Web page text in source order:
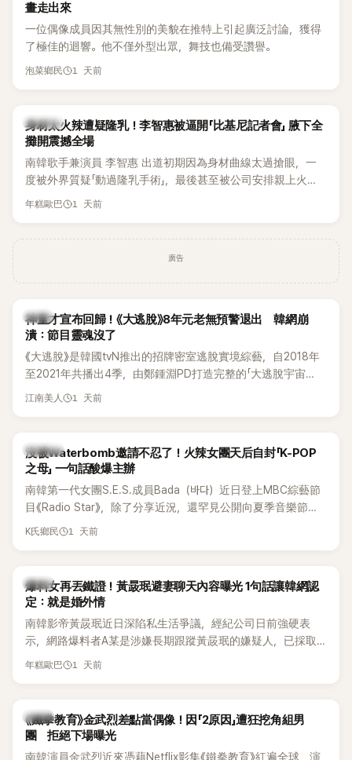
畫走出來
一位偶像成員因其無性別的美貌在推特上引起廣泛討論，獲得
了極佳的迴響。他不僅外型出眾，舞技也備受讚譽。
泡菜鄉民 1 天前
K-POP
身材太火辣遭疑隆乳！李智惠被逼開「比基尼記者會」 腋下全
攤開震撼全場
南韓歌手兼演員 李智惠 出道初期因為身材曲線太過搶眼，一
度被外界質疑「動過隆乳手術」，最後甚至被公司安排親上火
線，召開前所未見的「泳裝記者會」澄清。這場記者會後來還被
鎮》，邀請同時兼顧工作與育兒的演藝圈代表「媽媽群」——李智
惠、李賢怡、李恩亨，以第13位「My Star」身分登場，分享最真
邊搭車邊聊天，氣氛輕鬆。聊到最近的新聞，李瑞鎮突然直球
發問：「妳不是上新聞了？說妳去做整形？是人中縮短手術嗎？」
一貫犀利又不留情的問法，讓現場瞬間笑成一片。對此，李智
惠也毫不閃躲，淡定接招，兩人鬥嘴默契十足。 話題接著一路
開過記者會？」直接點名她當年的風波。李智惠聽了忍不住笑
當年情況，李智惠終於鬆口坦言，當時確實被質疑動過隆胸手
術。她回憶：「拍了比基尼照片之後，就開始被說是不是去隆乳
了。」為了澄清誤會，她只好親自站出來說清楚。 李智惠進一步
解釋，當時隆胸手術幾乎只有「腋下切開」一種方式，「所以我就
想，既然一直說我有做，那我乾脆把腋下給大家看，證明我根
召開了一場泳裝記者招待會。當時她穿著比基尼站在一排攝影
機前，面對媒體擺出各種姿勢，畫面至今仍被網友津津樂道。
這段為平息爭議、直接公開腋下畫面自證清白的往事再度被提
起，節目現場立刻充滿驚呼聲與笑聲，也再次讓人見識到她面
對流言時「豁出去」的直率性格。其實她過去也曾在 SBS 節目
《脫掉鞋子恢單4Men》 中，親自公開那張當年引發話題的「腋下
員身分出道，該團在 2000 年代初期紅極一時，由李智惠、徐
智英兩位女成員，以及張錫炫、Chris Kim 兩位男成員組成。不
過後來爆出長達四年的團內霸凌風波，甚至傳出徐智英母親對
年糕歐巴 1 天前
廣告
韓星
神童才宣布回歸！《大逃脫》8年元老無預警退出 韓網崩
潰：節目靈魂沒了
《大逃脫》是韓國tvN推出的招牌密室逃脫實境綜藝，自2018年
至2021年共播出4季，由鄭鍾淵PD打造完整的「大逃脫宇宙
（DTCU）」，憑藉燒腦劇情、電影級場景與龐大世界觀，累積
江南美人 1 天前
K-POP
沒被Waterbomb邀請不忍了！火辣女團天后自封「K-POP
之母」 一句話酸爆主辦
南韓第一代女團S.E.S.成員Bada（바다）近日登上MBC綜藝節
目《Radio Star》，除了分享近況，還罕見公開向夏季音樂節
Waterbomb喊話，笑稱自己至今從未受邀演出，更幽默表示：
K氏鄉民 1 天前
韓星
爆料女再丟鐵證！黃晸珉避妻聊天內容曝光 1句話讓韓網認
定：就是婚外情
南韓影帝黃晸珉近日深陷私生活爭議，經紀公司日前強硬表
示，網路爆料者A某是涉嫌長期跟蹤黃晸珉的嫌疑人，已採取
法律行動。不過，A某並未因此停止發聲，5日再度透過社群平
年糕歐巴 1 天前
韓星
《鐵拳教育》金武烈差點當偶像！因「2原因」遭狂挖角組男
團 拒絕下場曝光
南韓演員金武烈近來憑藉Netflix影集《鐵拳教育》紅遍全球，演